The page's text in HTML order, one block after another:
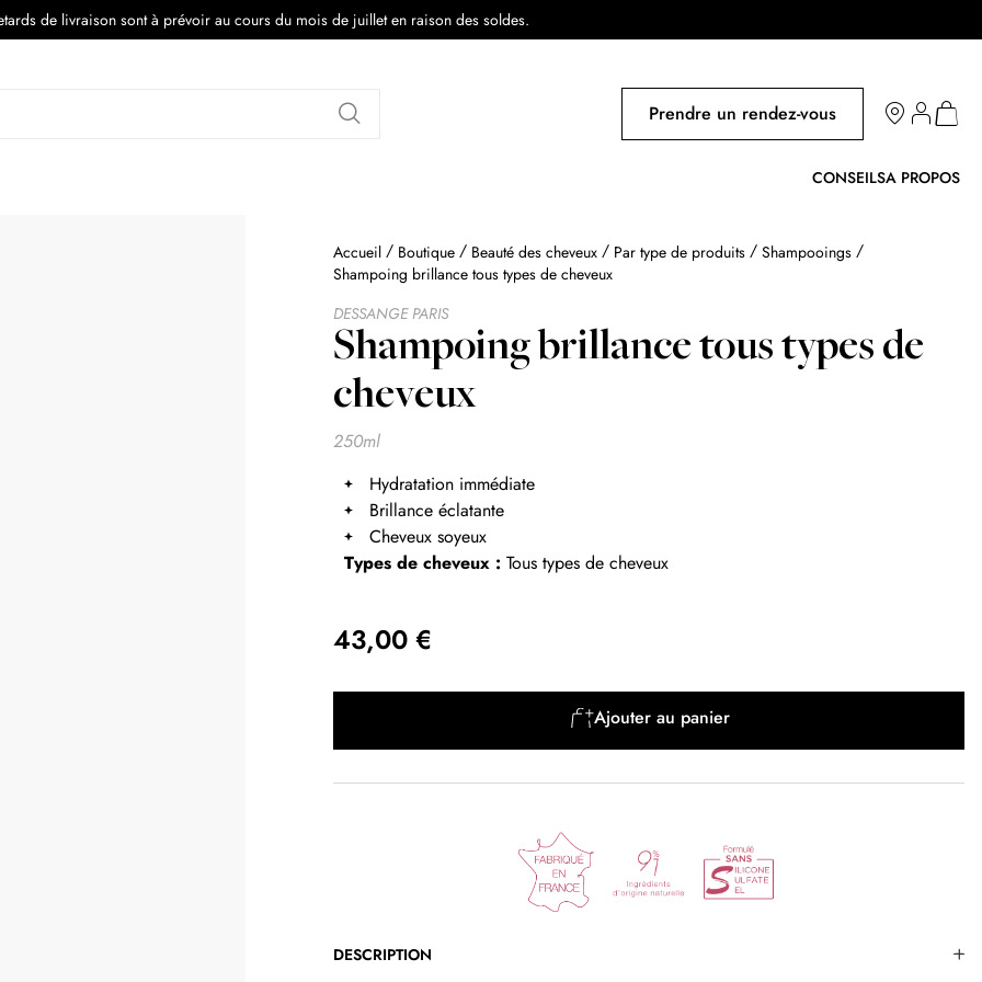
de livraison sont à prévoir au cours du mois de juillet en raison des soldes.
Prendre un rendez-vous
Salons
Mon
CONSEILSA PROPOS
Accueil Boutique Beauté des cheveux Par type de produits
Shampooings
Shampoing brillance tous types de cheveux
DESSANGE PARIS
Shampoing brillance tous types de
cheveux
250ml
Hydratation immédiate
Brillance éclatante
Cheveux soyeux
Types de cheveux : Tous types de cheveux
43,00 €
Ajouter au panier
DESCRIPTION